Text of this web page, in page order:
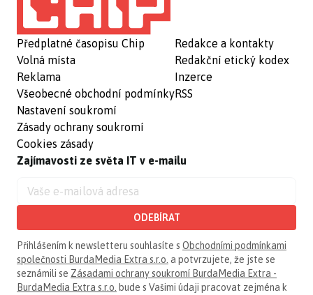
Předplatné časopisu Chip
Volná místa
Reklama
Všeobecné obchodní podmínky
Nastavení soukromí
Zásady ochrany soukromí
Cookies zásady
Redakce a kontakty
Redakční etický kodex
Inzerce
RSS
Zajímavosti ze světa IT v e-mailu
ODEBÍRAT
Přihlášením k newsletteru souhlasíte s Obchodními podmínkami
společnosti BurdaMedia Extra s.r.o. a potvrzujete, že jste se
seznámili se Zásadami ochrany soukromí BurdaMedia Extra -
BurdaMedia Extra s.r.o. bude s Vašimi údaji pracovat zejména k